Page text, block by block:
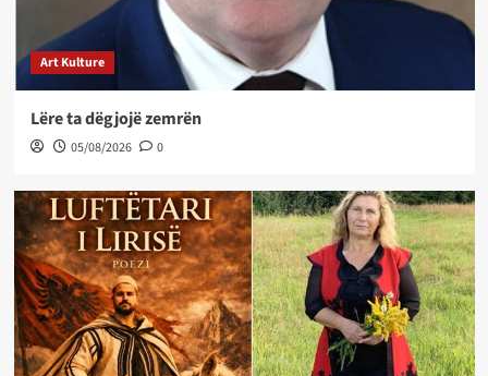
Art Kulture
Lëre ta dëgjojë zemrën
05/08/2026 0